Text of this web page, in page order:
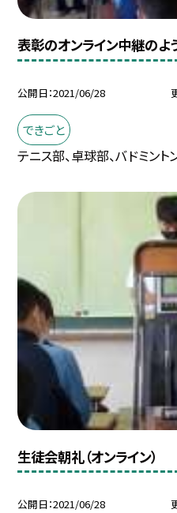
表彰のオンライン中継のよ
公開日 2021/06/28
できごと
テニス部、卓球部、バドミン
生徒会朝礼（オンライン）
公開日 2021/06/28